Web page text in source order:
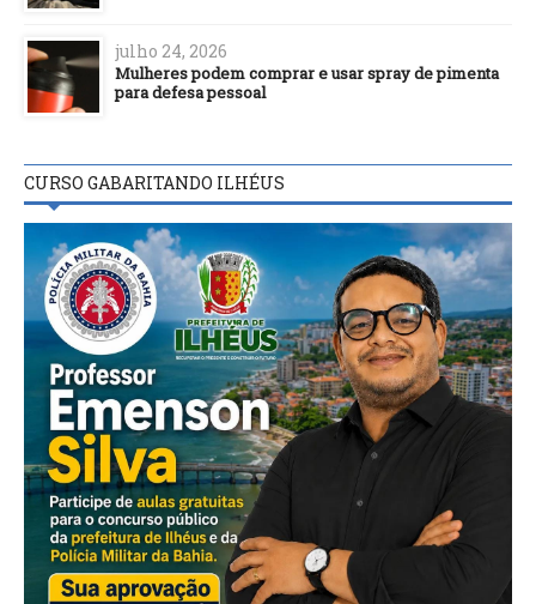
julho 24, 2026
Mulheres podem comprar e usar spray de pimenta
para defesa pessoal
CURSO GABARITANDO ILHÉUS